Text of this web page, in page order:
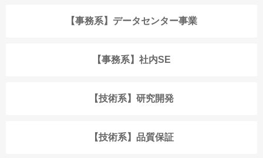
【事務系】データセンター事業
【事務系】社内SE
【技術系】研究開発
【技術系】品質保証